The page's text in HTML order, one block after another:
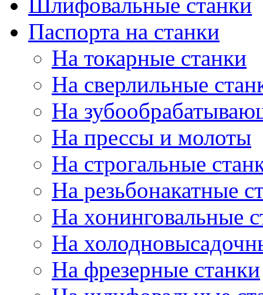
Шлифовальные станки
Паспорта на станки
На токарные станки
На сверлильные
На
На прессы и молоты
На строгальные
На резьбонакатные
На хонинговальные
На
На фрезерные станки